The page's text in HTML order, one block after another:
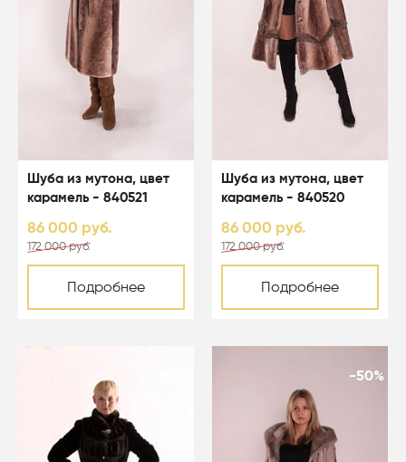
Шуба из мутона, цвет
карамель - 840521
86 000 руб.
172 000 руб.
Подробнее
Шуба из мутона, цвет
карамель - 840520
86 000 руб.
172 000 руб.
Подробнее
-50%